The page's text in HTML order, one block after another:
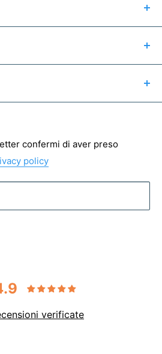
confermi di aver preso
policy
verificate